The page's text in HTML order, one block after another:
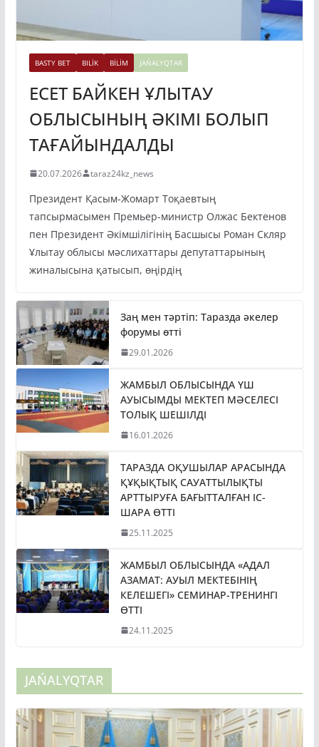
BASTY BET BILİK BİLİM JAŃALYQTAR
ЕСЕТ БАЙКЕН ҰЛЫТАУ
ОБЛЫСЫНЫҢ ӘКІМІ БОЛЫП
ТАҒАЙЫНДАЛДЫ
20.07.2026 taraz24kz_news
Президент Қасым-Жомарт Тоқаевтың
тапсырмасымен Премьер-министр Олжас Бектенов
пен Президент Әкімшілігінің Басшысы Роман Скляр
Ұлытау облысы мәслихаттары депутаттарының
жиналысына қатысып, өңірдің
Заң мен тәртіп: Таразда әкелер
форумы өтті
29.01.2026
ЖАМБЫЛ ОБЛЫСЫНДА ҮШ
АУЫСЫМДЫ МЕКТЕП МӘСЕЛЕСІ
ТОЛЫҚ ШЕШІЛДІ
16.01.2026
ТАРАЗДА ОҚУШЫЛАР АРАСЫНДА
ҚҰҚЫҚТЫҚ САУАТТЫЛЫҚТЫ
АРТТЫРУҒА БАҒЫТТАЛҒАН ІС-
ШАРА ӨТТІ
25.11.2025
ЖАМБЫЛ ОБЛЫСЫНДА «АДАЛ
АЗАМАТ: АУЫЛ МЕКТЕБІНІҢ
КЕЛЕШЕГІ» СЕМИНАР-ТРЕНИНГІ
ӨТТІ
24.11.2025
JAŃALYQTAR